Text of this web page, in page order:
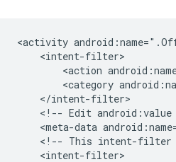
<activity
<action
<category
<!-- Edit android:value
<meta-data
<!-- This intent-filter